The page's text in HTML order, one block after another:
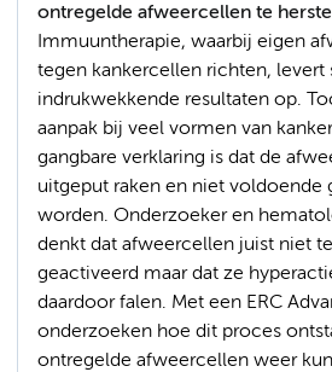
ontregelde afweercellen te
Immuuntherapie, waarbij eigen
tegen kankercellen richten, levert
indrukwekkende resultaten op.
aanpak bij veel vormen van
gangbare verklaring is dat de
uitgeput raken en niet voldoende
worden. Onderzoeker en
denkt dat afweercellen juist niet
geactiveerd maar dat ze
daardoor falen. Met een ERC
onderzoeken hoe dit proces
ontregelde afweercellen weer